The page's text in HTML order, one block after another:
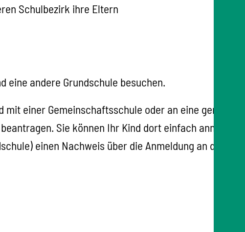
Schulbezirk ihre Eltern
eine andere Grundschule besuchen.
einer Gemeinschaftsschule oder an eine
Sie können Ihr Kind dort einfach anmelden.
einen Nachweis über die Anmeldung an der